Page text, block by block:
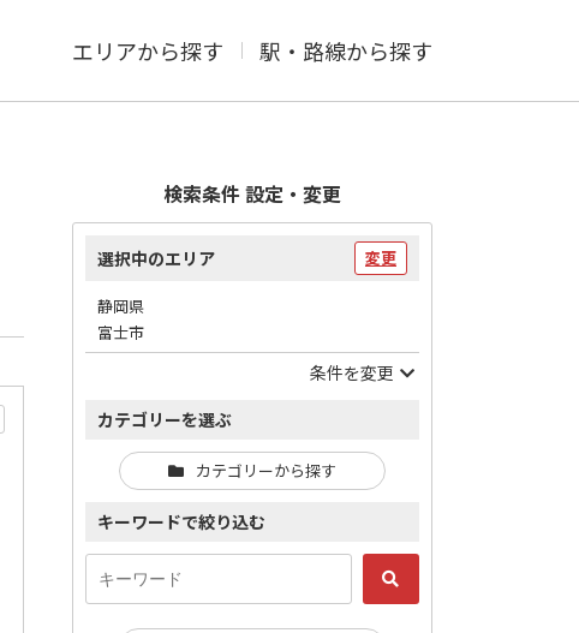
エリアから探す 駅・路線から探す
検索条件 設定・変更
選択中のエリア 変更
静岡県
富士市
条件を変更
カテゴリーを選ぶ
カテゴリーから探す
キーワードで絞り込む